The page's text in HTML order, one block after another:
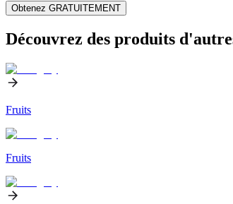
Obtenez GRATUITEMENT
Découvrez des produits
Fruits
Fruits